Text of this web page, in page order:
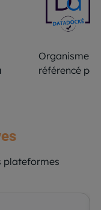
Organisme
référencé
plateformes